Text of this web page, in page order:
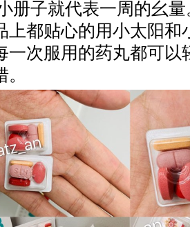
册子就代表一周的幺
上都贴心的用小太阳和
一次服用的药丸都可以